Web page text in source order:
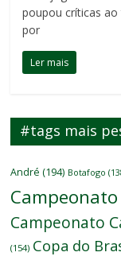
poupou críticas
por
Ler mais
#tags mais
André (194) Botafogo
Campeonato
(154) Copa do